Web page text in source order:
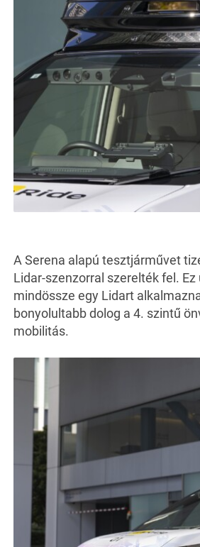
A Serena alapú tesztjárművet
Lidar-szenzorral szerelték fel.
mindössze egy Lidart
bonyolultabb dolog a 4. szintű
mobilitás.